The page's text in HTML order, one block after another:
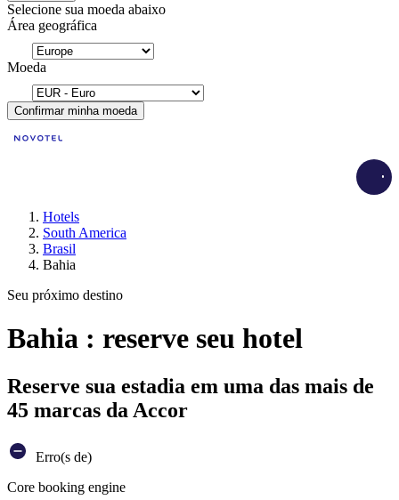
Selecione sua moeda abaixo
Área geográfica
Moeda
Confirmar minha moeda
Hotels
South America
Brasil
Bahia
Seu próximo destino
Bahia : reserve seu hotel
Reserve sua estadia em uma das mais de
45 marcas da Accor
Erro(s de)
Core booking engine